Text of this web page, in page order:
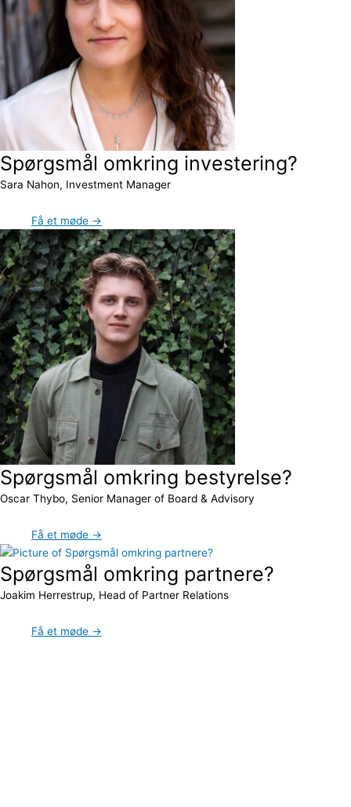
Spørgsmål omkring investering?
Sara Nahon, Investment Manager
Få et møde →
Spørgsmål omkring bestyrelse?
Oscar Thybo, Senior Manager of Board & Advisory
Få et møde →
Spørgsmål omkring partnere?
Joakim Herrestrup, Head of Partner Relations
Få et møde →